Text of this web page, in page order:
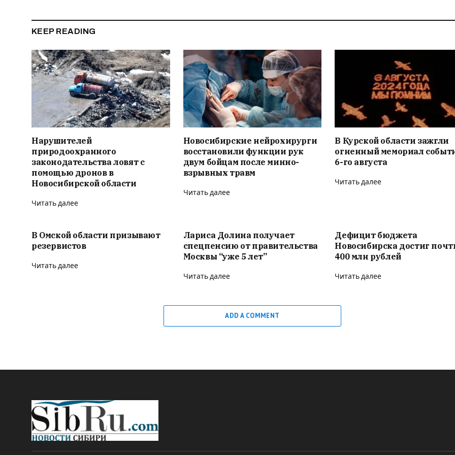
KEEP READING
Нарушителей
природоохранного
законодательства ловят с
помощью дронов в
Новосибирской области
Читать далее
Новосибирские нейрохирурги
восстановили функции рук
двум бойцам после минно-
взрывных травм
Читать далее
В Курской области зажгли
огненный мемориал
6-го августа
Читать далее
В Омской области призывают
резервистов
Читать далее
Лариса Долина получает
спецпенсию от правительства
Москвы “уже 5 лет”
Читать далее
Дефицит бюджета
Новосибирска достиг
400 млн рублей
Читать далее
ADD A COMMENT